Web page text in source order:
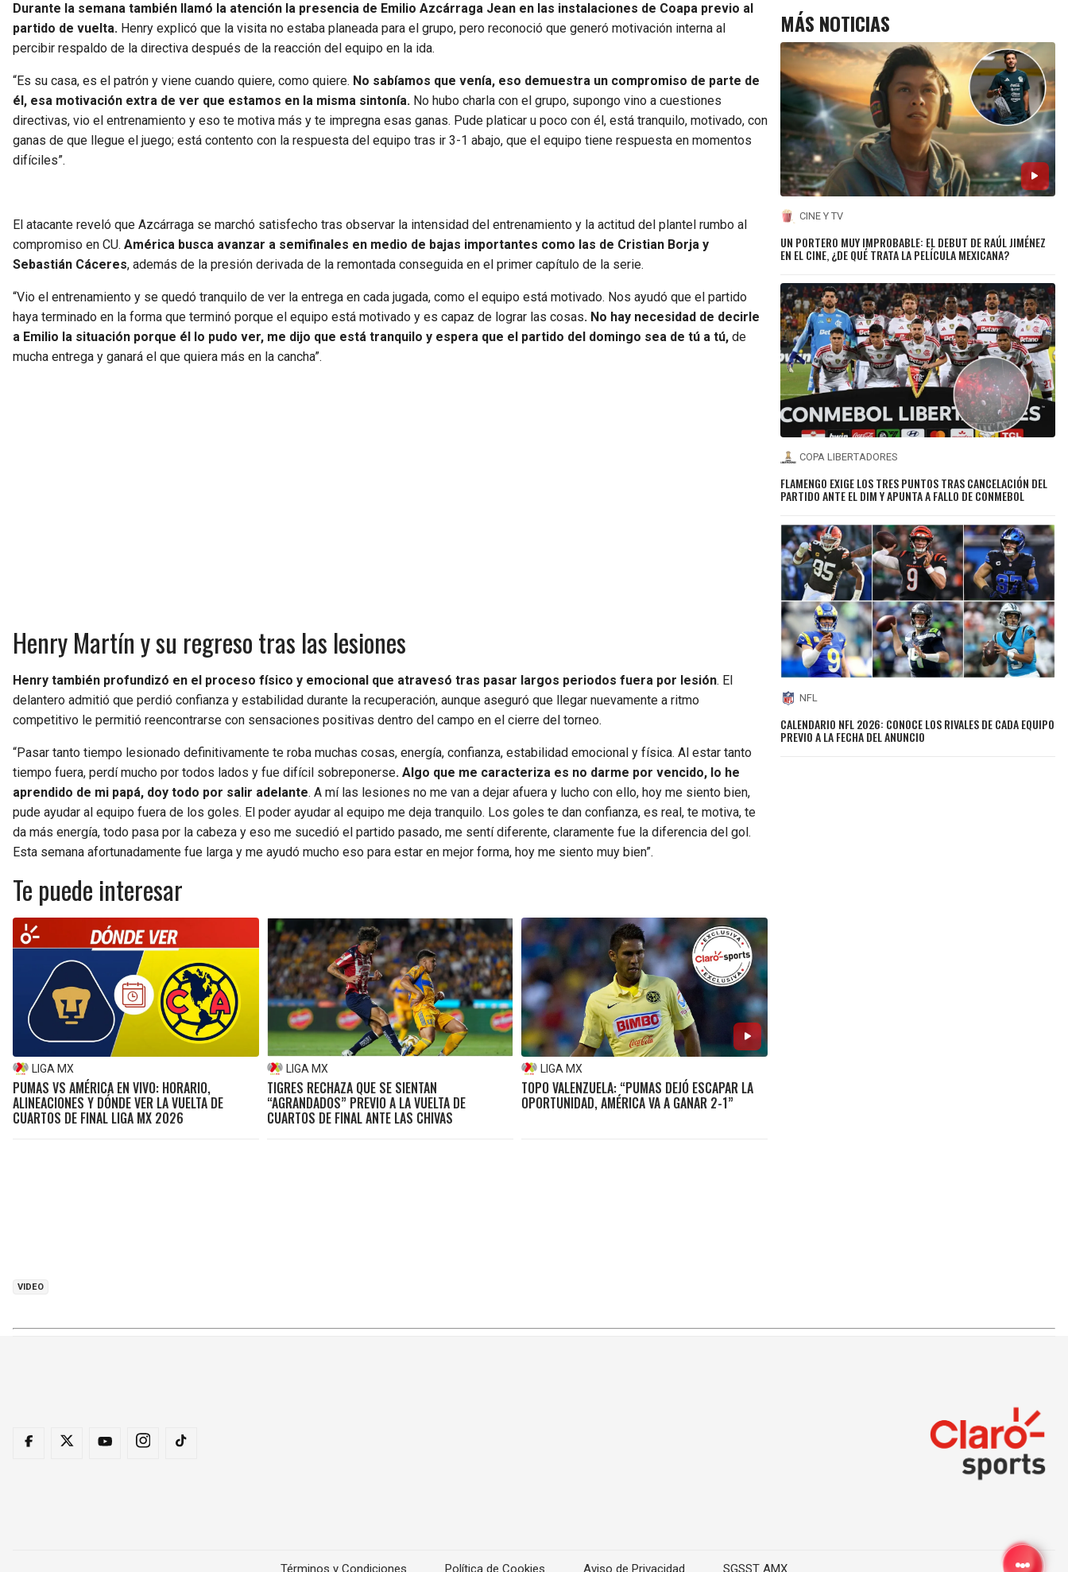
Durante la semana también llamó la atención la presencia de Emilio Azcárraga Jean en las instalaciones de Coapa previo al
partido de vuelta. Henry explicó que la visita no estaba planeada para el grupo, pero reconoció que generó motivación interna al
percibir respaldo de la directiva después de la reacción del equipo en la ida.
“Es su casa, es el patrón y viene cuando quiere, como quiere. No sabíamos que venía, eso demuestra un compromiso de parte de
él, esa motivación extra de ver que estamos en la misma sintonía. No hubo charla con el grupo, supongo vino a cuestiones
directivas, vio el entrenamiento y eso te motiva más y te impregna esas ganas. Pude platicar u poco con él, está tranquilo, motivado, con
ganas de que llegue el juego; está contento con la respuesta del equipo tras ir 3-1 abajo, que el equipo tiene respuesta en momentos
difíciles”.
El atacante reveló que Azcárraga se marchó satisfecho tras observar la intensidad del entrenamiento y la actitud del plantel rumbo al
compromiso en CU. América busca avanzar a semifinales en medio de bajas importantes como las de Cristian Borja y
Sebastián Cáceres, además de la presión derivada de la remontada conseguida en el primer capítulo de la serie.
“Vio el entrenamiento y se quedó tranquilo de ver la entrega en cada jugada, como el equipo está motivado. Nos ayudó que el partido
haya terminado en la forma que terminó porque el equipo está motivado y es capaz de lograr las cosas. No hay necesidad de decirle
a Emilio la situación porque él lo pudo ver, me dijo que está tranquilo y espera que el partido del domingo sea de tú a tú, de
mucha entrega y ganará el que quiera más en la cancha”.
Henry Martín y su regreso tras las lesiones
Henry también profundizó en el proceso físico y emocional que atravesó tras pasar largos periodos fuera por lesión. El
delantero admitió que perdió confianza y estabilidad durante la recuperación, aunque aseguró que llegar nuevamente a ritmo
competitivo le permitió reencontrarse con sensaciones positivas dentro del campo en el cierre del torneo.
“Pasar tanto tiempo lesionado definitivamente te roba muchas cosas, energía, confianza, estabilidad emocional y física. Al estar tanto
tiempo fuera, perdí mucho por todos lados y fue difícil sobreponerse. Algo que me caracteriza es no darme por vencido, lo he
aprendido de mi papá, doy todo por salir adelante. A mí las lesiones no me van a dejar afuera y lucho con ello, hoy me siento bien,
pude ayudar al equipo fuera de los goles. El poder ayudar al equipo me deja tranquilo. Los goles te dan confianza, es real, te motiva, te
da más energía, todo pasa por la cabeza y eso me sucedió el partido pasado, me sentí diferente, claramente fue la diferencia del gol.
Esta semana afortunadamente fue larga y me ayudó mucho eso para estar en mejor forma, hoy me siento muy bien”.
Te puede interesar
LIGA MX
PUMAS VS AMÉRICA EN VIVO: HORARIO,
ALINEACIONES Y DÓNDE VER LA VUELTA DE
CUARTOS DE FINAL LIGA MX 2026
LIGA MX
TIGRES RECHAZA QUE SE SIENTAN
“AGRANDADOS” PREVIO A LA VUELTA DE
CUARTOS DE FINAL ANTE LAS CHIVAS
LIGA MX
TOPO VALENZUELA: “PUMAS DEJÓ ESCAPAR LA
OPORTUNIDAD, AMÉRICA VA A GANAR 2-1”
VIDEO
MÁS NOTICIAS
CINE Y TV
UN PORTERO MUY IMPROBABLE: EL DEBUT DE RAÚL JIMÉNEZ
EN EL CINE, ¿DE QUÉ TRATA LA PELÍCULA MEXICANA?
COPA LIBERTADORES
FLAMENGO EXIGE LOS TRES PUNTOS TRAS CANCELACIÓN DEL
PARTIDO ANTE EL DIM Y APUNTA A FALLO DE CONMEBOL
NFL
CALENDARIO NFL 2026: CONOCE LOS RIVALES DE CADA EQUIPO
PREVIO A LA FECHA DEL ANUNCIO
Términos y Condiciones Política de Cookies Aviso de Privacidad SGSST AMX